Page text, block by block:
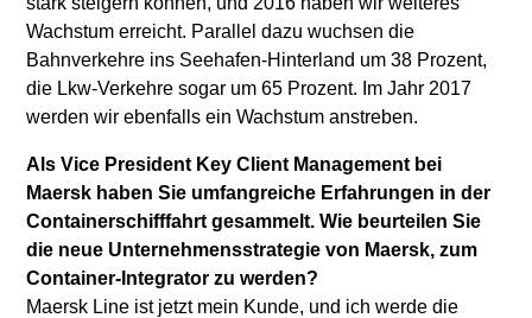
Wachstum erreicht. Parallel dazu wuchsen die
Bahnverkehre ins Seehafen-Hinterland um 38 Prozent,
die Lkw-Verkehre sogar um 65 Prozent. Im Jahr 2017
werden wir ebenfalls ein Wachstum anstreben.
Als Vice President Key Client Management bei
Maersk haben Sie umfangreiche Erfahrungen in der
Containerschifffahrt gesammelt. Wie beurteilen Sie
die neue Unternehmensstrategie von Maersk, zum
Container-Integrator zu werden?
Maersk Line ist jetzt mein Kunde, und ich werde die